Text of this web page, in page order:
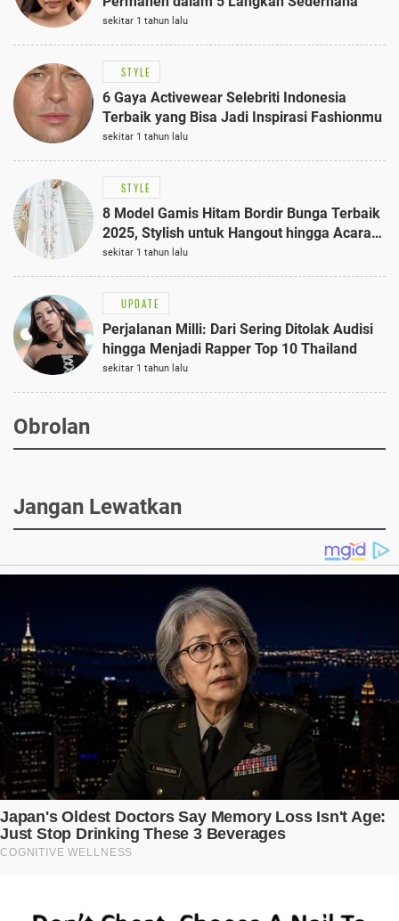
sekitar 1 tahun lalu
STYLE
6 Gaya Activewear Selebriti Indonesia
Terbaik yang Bisa Jadi Inspirasi Fashionmu
sekitar 1 tahun lalu
STYLE
8 Model Gamis Hitam Bordir Bunga Terbaik
2025, Stylish untuk Hangout hingga Acara
Semi-Formal
sekitar 1 tahun lalu
UPDATE
Perjalanan Milli: Dari Sering Ditolak Audisi
hingga Menjadi Rapper Top 10 Thailand
sekitar 1 tahun lalu
Obrolan
Jangan Lewatkan